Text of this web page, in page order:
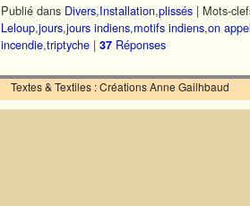
Publié dans Divers,Installation,plissés | Mots-
Leloup,jours,jours indiens,motifs indiens,on
incendie,triptyche | 37 Réponses
Textes & Textiles : Créations Anne Gailhbaud